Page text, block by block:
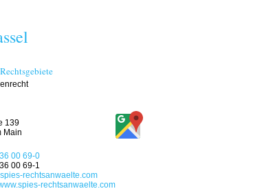
139
Main
00 69-0
00 69-1
rechtsanwaelte.com
rechtsanwaelte.com